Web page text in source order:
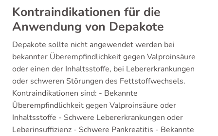
Kontraindikationen für die
Anwendung von Depakote
Depakote sollte nicht angewendet werden bei
bekannter Überempfindlichkeit gegen Valproinsäure
oder einen der Inhaltsstoffe, bei Lebererkrankungen
oder schweren Störungen des Fettstoffwechsels.
Kontraindikationen sind: - Bekannte
Überempfindlichkeit gegen Valproinsäure oder
Inhaltsstoffe - Schwere Lebererkrankungen oder
Leberinsuffizienz - Schwere Pankreatitis - Bekannte